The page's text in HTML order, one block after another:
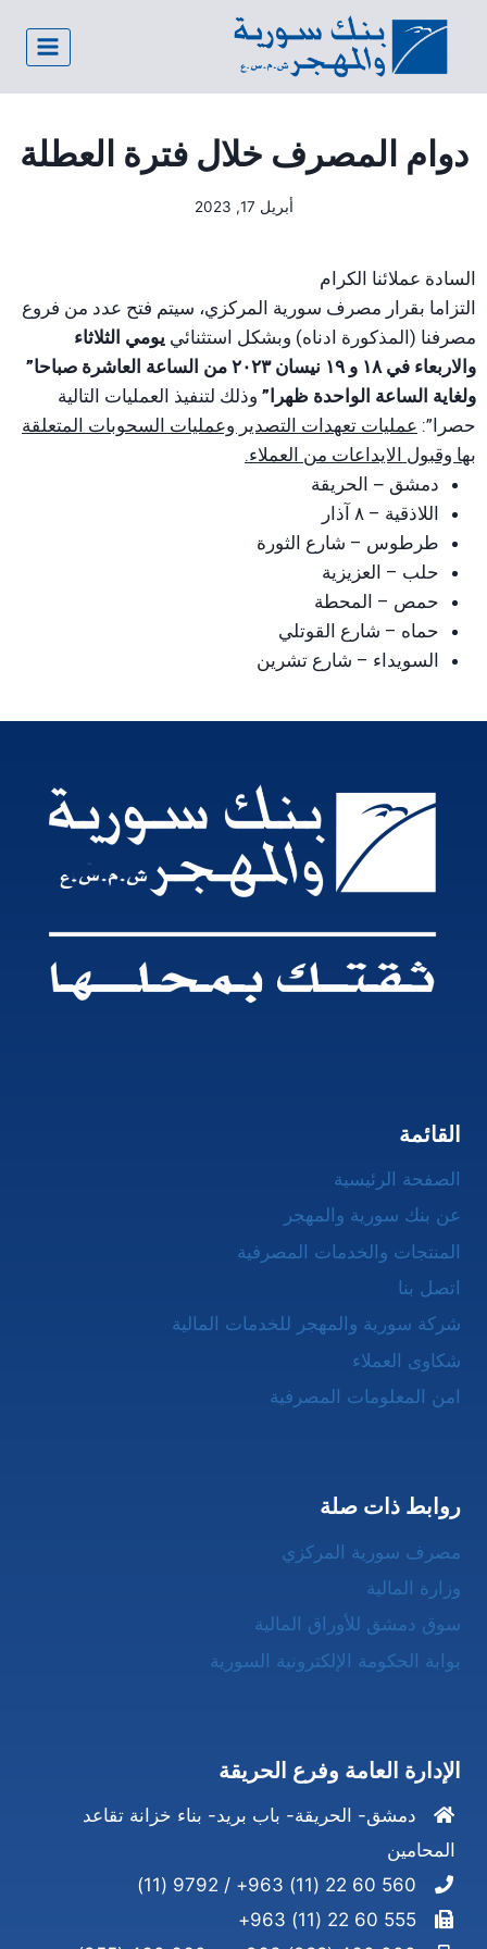
دوام المصرف خلال فترة العطلة
أبريل 17, 2023
السادة عملائنا الكرام
التزاما بقرار مصرف سورية المركزي، سيتم فتح عدد من فروع
مصرفنا (المذكورة ادناه) وبشكل استثنائي يومي الثلاثاء
والاربعاء في ١٨ و ١٩ نيسان ٢٠٢٣ من الساعة العاشرة صباحا”
ولغاية الساعة الواحدة ظهرا” وذلك لتنفيذ العمليات التالية
حصرا”: عمليات تعهدات التصدير وعمليات السحوبات المتعلقة
بها وقبول الايداعات من العملاء.
دمشق – الحريقة
اللاذقية – ٨ آذار
طرطوس – شارع الثورة
حلب – العزيزية
حمص – المحطة
حماه – شارع القوتلي
السويداء – شارع تشرين
القائمة
الصفحة الرئيسية
عن بنك سورية والمهجر
المنتجات والخدمات المصرفية
اتصل بنا
شركة سورية والمهجر للخدمات المالية
شكاوى العملاء
امن المعلومات المصرفية
روابط ذات صلة
مصرف سورية المركزي
وزارة المالية
سوق دمشق للأوراق المالية
بوابة الحكومة الإلكترونية السورية
الإدارة العامة وفرع الحريقة
دمشق- الحريقة- باب بريد- بناء خزانة تقاعد
المحامين
560 60 22 (11) 963+ / 9792 (11)
555 60 22 (11) 963+